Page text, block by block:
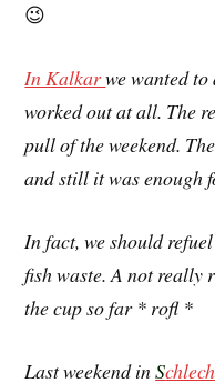
😉
In Kalkarwe wanted
worked out at all. The
pull of the weekend.
and still it was enough
In fact, we should
fish waste. A not really
the cup so far * rofl *
Last weekend inS